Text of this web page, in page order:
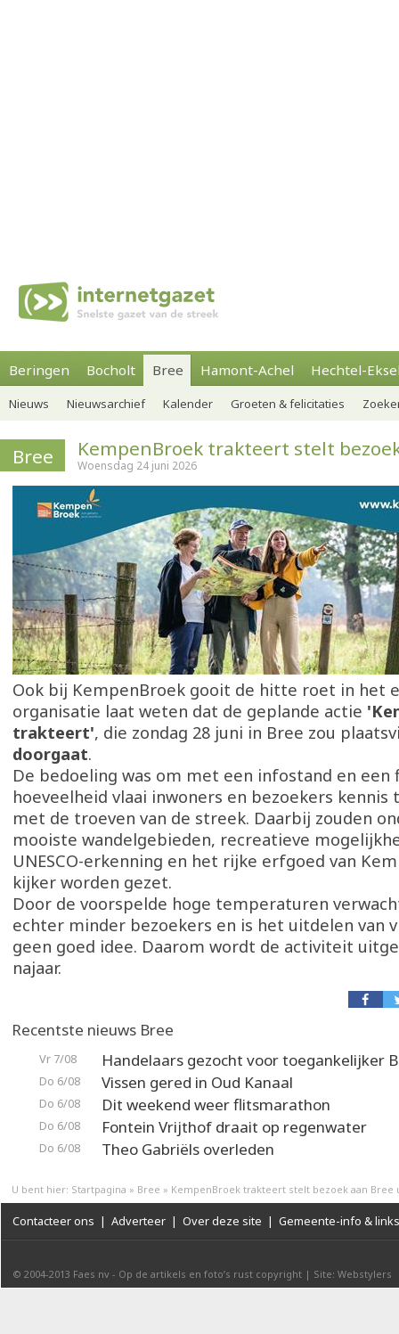
Beringen Bocholt Bree Hamont-Achel Hechtel-
Nieuws Nieuwsarchief Kalender Groeten & felicitaties
Bree KempenBroek trakteert stelt
Woensdag 24 juni 2026
Ook bij KempenBroek gooit de hitte roet in het
organisatie laat weten dat de geplande actie
trakteert', die zondag 28 juni in Bree zou
doorgaat.
De bedoeling was om met een infostand en een
hoeveelheid vlaai inwoners en bezoekers kennis
met de troeven van de streek. Daarbij zouden
mooiste wandelgebieden, recreatieve
UNESCO-erkenning en het rijke erfgoed van
kijker worden gezet.
Door de voorspelde hoge temperaturen
echter minder bezoekers en is het uitdelen van
geen goed idee. Daarom wordt de activiteit
najaar.
Recentste nieuws Bree
Vr 7/08 Handelaars gezocht voor toegankelijker
Do 6/08 Vissen gered in Oud Kanaal
Do 6/08 Dit weekend weer flitsmarathon
Do 6/08 Fontein Vrijthof draait op regenwater
Do 6/08 Theo Gabriëls overleden
U bent hier: Startpagina » Bree » KempenBroek trakteert stelt bezoek aan Bree
Contacteer ons | Adverteer | Over deze site | Gemeente-info & links
© 2004-2013 Faes nv - Op de artikels en foto’s rust copyright | Site: Webstylers